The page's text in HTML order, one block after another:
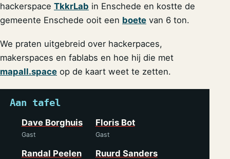
hackerspace TkkrLab in Enschede en kostte de
gemeente Enschede ooit een boete van 6 ton.
We praten uitgebreid over hackerpaces,
makerspaces en fablabs en hoe hij die met
mapall.space op de kaart weet te zetten.
Aan tafel
Dave Borghuis
Gast
Floris Bot
Gast
Randal Peelen Ruurd Sanders